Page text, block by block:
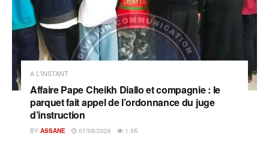
A L'INSTANT
Affaire Pape Cheikh Diallo et compagnie : le
parquet fait appel de l’ordonnance du juge
d’instruction
BY ASSANE 07/08/2026 1.5K